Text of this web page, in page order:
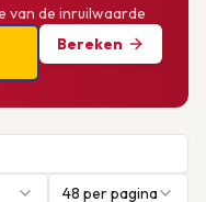
van de inruilwaarde
Bereken
48 per pagina